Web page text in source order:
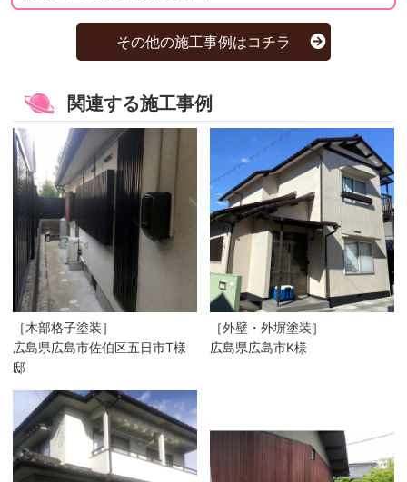
その他の施工事例はコチラ
関連する施工事例
［木部格子塗装］
広島県広島市佐伯区五日市T様
邸
［外壁・外塀塗装］
広島県広島市K様